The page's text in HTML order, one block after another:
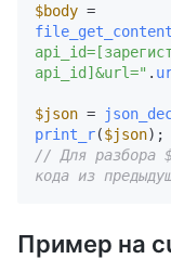
$body
api_id]&url=" .
$json =
print_r($json);
// Для разбора
кода из
Пример на